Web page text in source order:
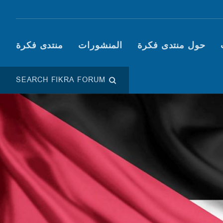
Main navigation (Fikra
حول منتدى فكرة المنشورات منتدى فكرة
SEARCH FIKRA FORUM